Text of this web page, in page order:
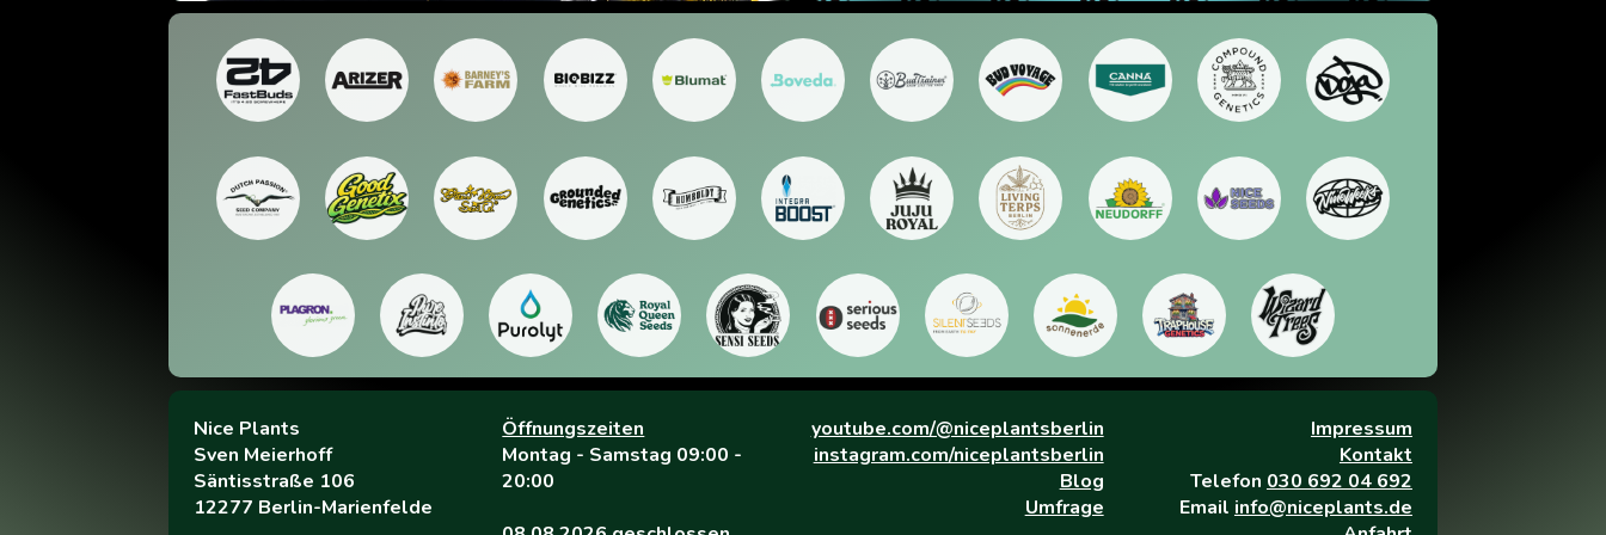
Nice Plants
Sven Meierhoff
Säntisstraße 106
12277 Berlin-Marienfelde
Öffnungszeiten
Montag - Samstag 09:00 -
20:00
youtube.com/@niceplantsberlin
instagram.com/niceplantsberlin
Blog
Umfrage
Impressum
Kontakt
Telefon 030 692 04 692
Email info@niceplants.de